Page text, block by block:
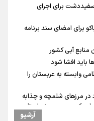
سفیددشت برای اجرای
برای امضای سند برنامه
آبی کشور
باید افشا شود
وابسته به عربستان را
دو میلیون و ۱۷۰ هزار تردد در مرزهای شلمچه و چذابه
ثبت شد / برپایی هزار موکب در خوزستان و ۱۰۰ موکب در مسیر نجف تا
آرشیو